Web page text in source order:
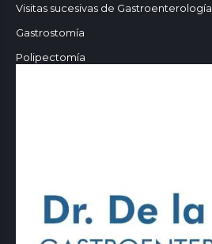
Visitas sucesivas de Gastroenterología
Gastrostomía
Polipectomía